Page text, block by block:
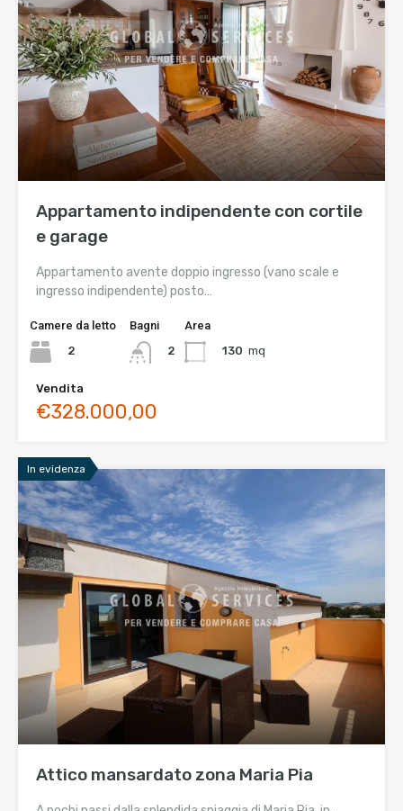
Appartamento indipendente con cortile
e garage
Appartamento avente doppio ingresso (vano scale e
ingresso indipendente) posto…
Camere da letto
2
Bagni
2
Area
130 mq
Vendita
€328.000,00
In evidenza
Attico mansardato zona Maria Pia